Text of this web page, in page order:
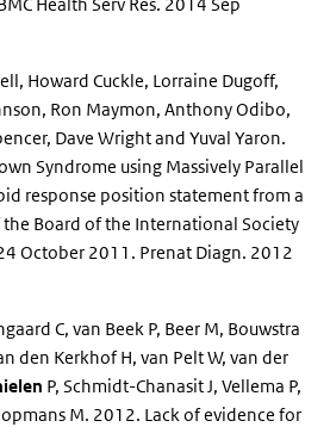
Howard Cuckle, Lorraine Dugoff,
Ron Maymon, Anthony Odibo,
Dave Wright and Yuval Yaron.
Syndrome using Massively Parallel
response position statement from a
Board of the International Society
October 2011. Prenat Diagn. 2012
C, van Beek P, Beer M, Bouwstra
den Kerkhof H, van Pelt W, van der
P, Schmidt-Chanasit J, Vellema P,
M. 2012. Lack of evidence for